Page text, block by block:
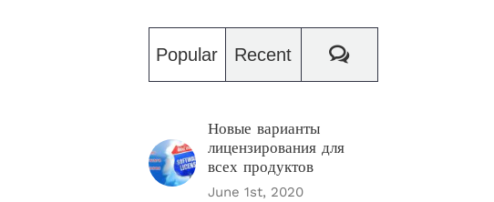
Popular Recent Comments
Новые варианты
лицензирования для
всех продуктов
June 1st, 2020